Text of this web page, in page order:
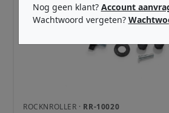
ROCKNROLLER · RR-10020
Nog geen klant? Account
Wachtwoord vergeten?